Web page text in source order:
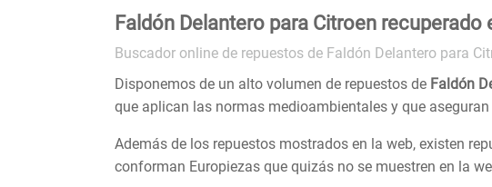
Faldón Delantero para Citroen recuperado
Buscador online de repuestos de Faldón Delantero para
Disponemos de un alto volumen de repuestos de Faldón
que aplican las normas medioambientales y que
Además de los repuestos mostrados en la web, existen
conforman Europiezas que quizás no se muestren en la